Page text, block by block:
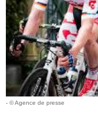
- © Agence de presse